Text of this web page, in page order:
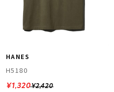
HANES
H5180
¥2,420
¥1,320